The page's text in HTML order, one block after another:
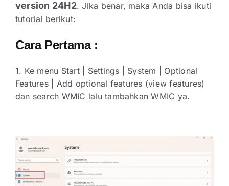
version 24H2. Jika benar, maka Anda bisa ikuti
tutorial berikut:
Cara Pertama :
1. Ke menu Start | Settings | System | Optional
Features | Add optional features (view features)
dan search WMIC lalu tambahkan WMIC ya.